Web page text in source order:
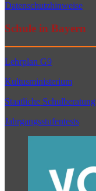
Datenschutzhinweise
Schule in Bayern
Lehrplan G9
Kultusministerium
Staatliche Schulberatung
Jahrgangsstufentests